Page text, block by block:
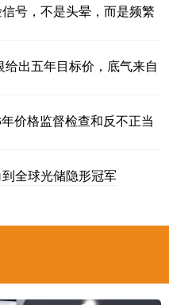
号，不是头晕，而是频繁
出五年目标价，底气来自
价格监督检查和反不正当
全球光储隐形冠军